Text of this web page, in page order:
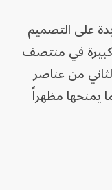
على التصميم
في منتصف
من عناصر
يمنحها مظهراً